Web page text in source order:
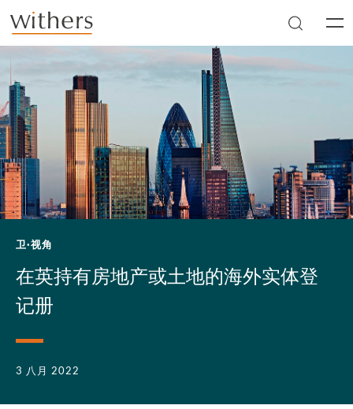
Skip to main content
卫·视角
在英持有房地产或土地的海外实体登
记册
3 八月 2022